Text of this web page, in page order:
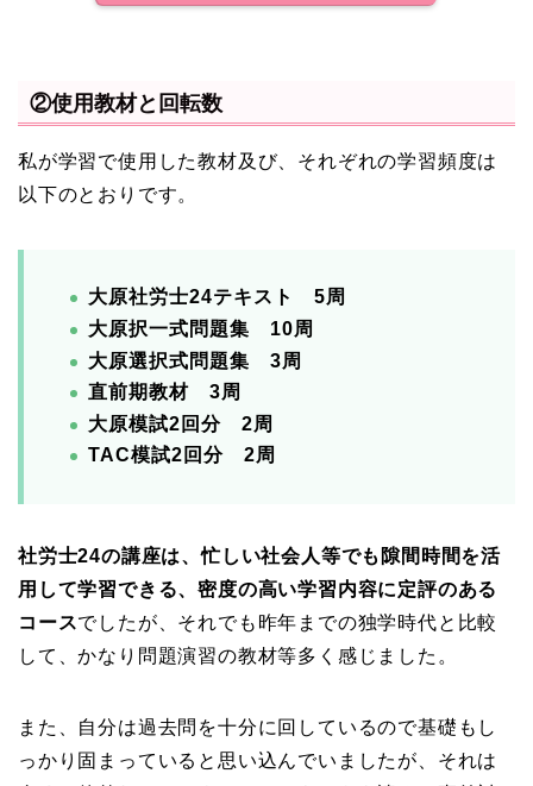
②使用教材と回転数
私が学習で使用した教材及び、それぞれの学習頻度は
以下のとおりです。
大原社労士24テキスト 5周
大原択一式問題集 10周
大原選択式問題集 3周
直前期教材 3周
大原模試2回分 2周
TAC模試2回分 2周
社労士24の講座は、忙しい社会人等でも隙間時間を活
用して学習できる、密度の高い学習内容に定評のある
コースでしたが、それでも昨年までの独学時代と比較
して、かなり問題演習の教材等多く感じました。
また、自分は過去問を十分に回しているので基礎もし
っかり固まっていると思い込んでいましたが、それは